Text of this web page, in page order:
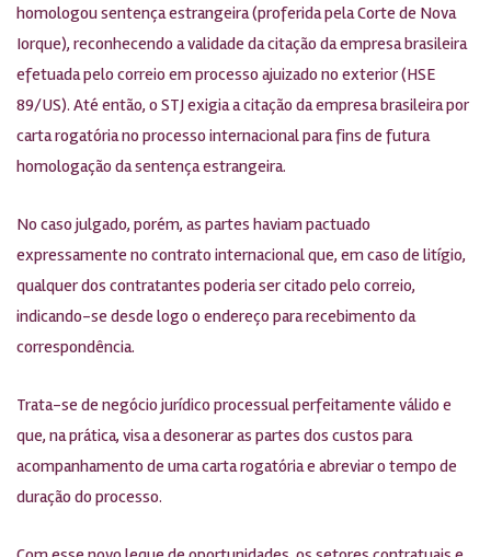
homologou sentença estrangeira (proferida pela Corte de Nova
Iorque), reconhecendo a validade da citação da empresa brasileira
efetuada pelo correio em processo ajuizado no exterior (HSE
89/US). Até então, o STJ exigia a citação da empresa brasileira por
carta rogatória no processo internacional para fins de futura
homologação da sentença estrangeira.
No caso julgado, porém, as partes haviam pactuado
expressamente no contrato internacional que, em caso de litígio,
qualquer dos contratantes poderia ser citado pelo correio,
indicando-se desde logo o endereço para recebimento da
correspondência.
Trata-se de negócio jurídico processual perfeitamente válido e
que, na prática, visa a desonerar as partes dos custos para
acompanhamento de uma carta rogatória e abreviar o tempo de
duração do processo.